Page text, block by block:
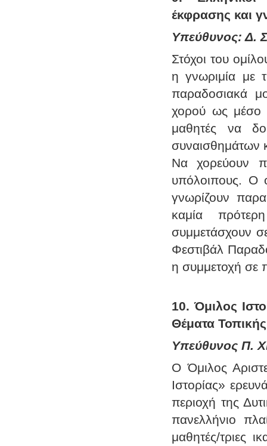
έκφρασης και
Υπεύθυνος: Δ.
Στόχοι του
η γνωριμία με
παραδοσιακά
χορού ως μέσο
μαθητές να
συναισθημάτων
Να χορεύουν
υπόλοιπους. Ο
γνωρίζουν
καμία
συμμετάσχουν
Φεστιβάλ
η συμμετοχή σε
10. Όμιλος
Θέματα Τοπικής
Υπεύθυνος Π.
Ο Όμιλος
Ιστορίας»
περιοχή της
πανελλήνιο
μαθητές/τριες